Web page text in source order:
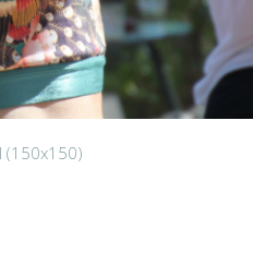
(150x150)